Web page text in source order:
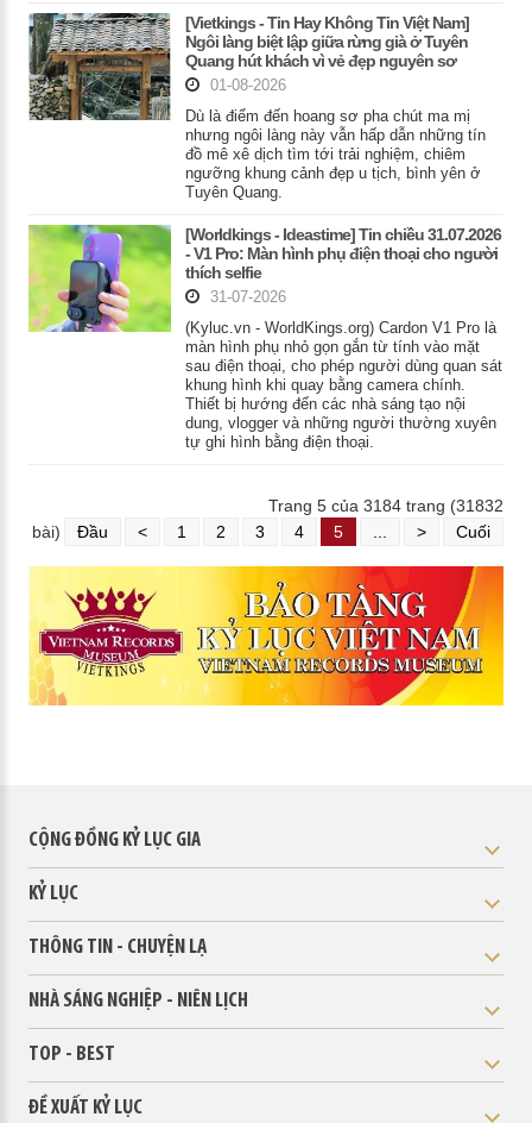
[Vietkings - Tin Hay Không Tin Việt Nam]
Ngôi làng biệt lập giữa rừng già ở Tuyên
Quang hút khách vì vẻ đẹp nguyên sơ
01-08-2026
Dù là điểm đến hoang sơ pha chút ma mị
nhưng ngôi làng này vẫn hấp dẫn những tín
đồ mê xê dịch tìm tới trải nghiệm, chiêm
ngưỡng khung cảnh đẹp u tịch, bình yên ở
Tuyên Quang.
[Worldkings - Ideastime] Tin chiều 31.07.2026
- V1 Pro: Màn hình phụ điện thoại cho người
thích selfie
31-07-2026
(Kyluc.vn - WorldKings.org) Cardon V1 Pro là
màn hình phụ nhỏ gọn gắn từ tính vào mặt
sau điện thoại, cho phép người dùng quan sát
khung hình khi quay bằng camera chính.
Thiết bị hướng đến các nhà sáng tạo nội
dung, vlogger và những người thường xuyên
tự ghi hình bằng điện thoại.
Trang 5 của 3184 trang (31832
bài)
Đầu < 1 2 3 4 5 > Cuối
CỘNG ĐỒNG KỶ LỤC GIA
KỶ LỤC
THÔNG TIN - CHUYỆN LẠ
NHÀ SÁNG NGHIỆP - NIÊN LỊCH
TOP - BEST
ĐỀ XUẤT KỶ LỤC